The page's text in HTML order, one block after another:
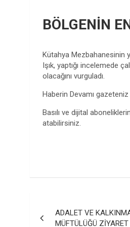
BÖLGENİN
Kütahya Mezbahanesinin
Işık, yaptığı incelemede
olacağını vurguladı.
Haberin Devamı gazeteniz
Basılı ve dijital
atabilirsiniz.
gezinmesi
ADALET VE
MÜFTÜLÜĞÜ